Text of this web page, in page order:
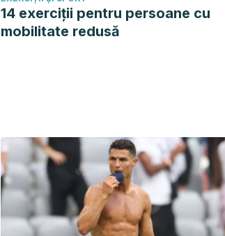
14 exerciții pentru persoane cu
mobilitate redusă